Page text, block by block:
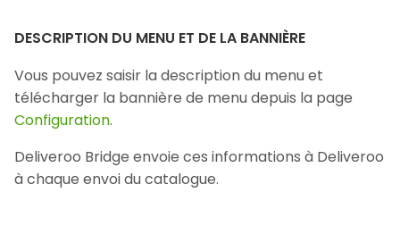
DESCRIPTION DU MENU ET DE LA BANNIÈRE
Vous pouvez saisir la description du menu et
télécharger la bannière de menu depuis la page
Configuration.
Deliveroo Bridge envoie ces informations à Deliveroo
à chaque envoi du catalogue.